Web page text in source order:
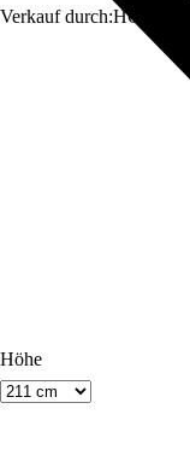
Verkauf durch:
Höhe